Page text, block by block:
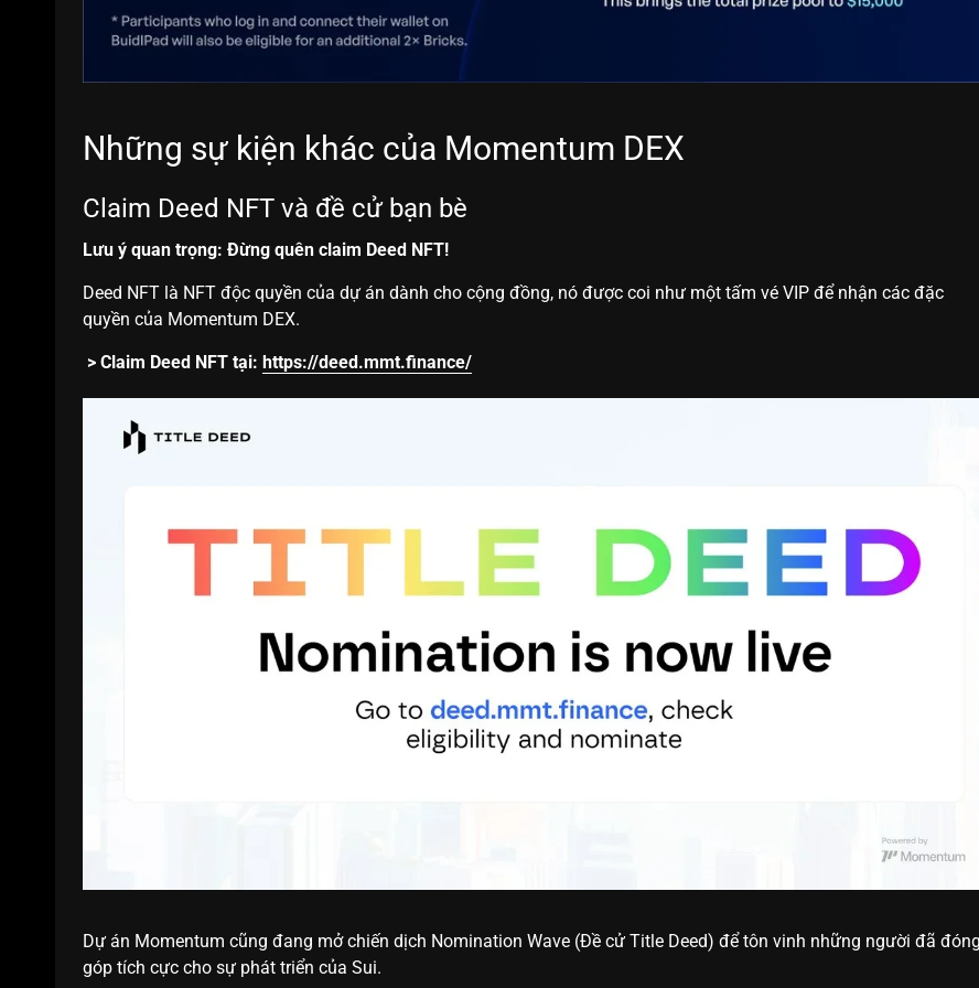
Những sự kiện khác của Momentum DEX
Claim Deed NFT và đề cử bạn bè
Lưu ý quan trọng: Đừng quên claim Deed NFT!
Deed NFT là NFT độc quyền của dự án dành cho cộng đồng, nó được coi như một tấm vé VIP để nhận các đặc
quyền của Momentum DEX.
> Claim Deed NFT tại: https://deed.mmt.finance/
Dự án Momentum cũng đang mở chiến dịch Nomination Wave (Đề cử Title Deed) để tôn vinh những người đã đóng
góp tích cực cho sự phát triển của Sui.